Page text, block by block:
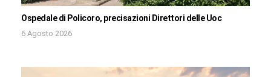
Ospedale di Policoro, precisazioni Direttori delle Uoc
6 Agosto 2026